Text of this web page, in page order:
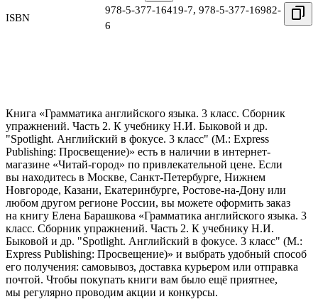
ISBN
978-5-377-16419-7, 978-5-377-16982-
6
Книга «Грамматика английского языка. 3 класс. Сборник
упражнений. Часть 2. К учебнику Н.И. Быковой и др.
"Spotlight. Английский в фокусе. 3 класс" (М.: Express
Publishing: Просвещение)» есть в наличии в интернет-
магазине «Читай-город» по привлекательной цене. Если
вы находитесь в Москве, Санкт-Петербурге, Нижнем
Новгороде, Казани, Екатеринбурге, Ростове-на-Дону или
любом другом регионе России, вы можете оформить заказ
на книгу Елена Барашкова «Грамматика английского языка. 3
класс. Сборник упражнений. Часть 2. К учебнику Н.И.
Быковой и др. "Spotlight. Английский в фокусе. 3 класс" (М.:
Express Publishing: Просвещение)» и выбрать удобный способ
его получения: самовывоз, доставка курьером или отправка
почтой. Чтобы покупать книги вам было ещё приятнее,
мы регулярно проводим акции и конкурсы.